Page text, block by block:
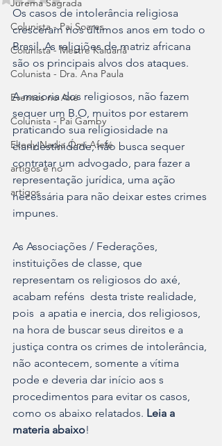
Jurema Sagrada
Colunista - Pai Soares
Colunista - Mestre Kaluanã
Colunista - Dra. Ana Paula
Eventos no Axé
Colunista - Pai Gamby
Ekedy Nadja Ómi Afefé
artigos e no
artigos
Os casos de intolerância religiosa
cresceram nos últimos anos em todo o
Brasil. As religiões de matriz africana
são os principais alvos dos ataques.
A maioria dos religiosos, não fazem
sequer um B.O, muitos por estarem
praticando sua religiosidade na
clandestinidade, não busca sequer
contratar um advogado, para fazer a
representação jurídica, uma ação
necessária para não deixar estes crimes
impunes.
As Associações / Federações,
instituições de classe, que
representam os religiosos do axé,
acabam reféns  desta triste realidade,
pois  a apatia e inercia, dos religiosos,
na hora de buscar seus direitos e a
justiça contra os crimes de intolerância,
não acontecem, somente a vítima
pode e deveria dar início aos s
procedimentos para evitar os casos,
como os abaixo relatados. Leia a
materia abaixo!